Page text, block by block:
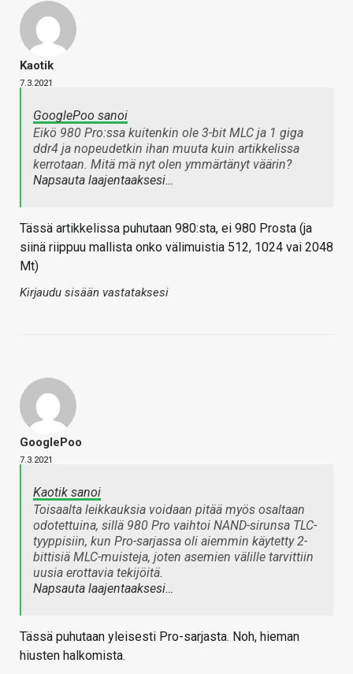
Kaotik
7.3.2021
GooglePoo sanoi
Eikö 980 Pro:ssa kuitenkin ole 3-bit MLC ja 1 giga
ddr4 ja nopeudetkin ihan muuta kuin artikkelissa
kerrotaan. Mitä mä nyt olen ymmärtänyt väärin?
Napsauta laajentaaksesi…
Tässä artikkelissa puhutaan 980:sta, ei 980 Prosta (ja
siinä riippuu mallista onko välimuistia 512, 1024 vai 2048
Mt)
Kirjaudu sisään vastataksesi
GooglePoo
7.3.2021
Kaotik sanoi
Toisaalta leikkauksia voidaan pitää myös osaltaan
odotettuina, sillä 980 Pro vaihtoi NAND-sirunsa TLC-
tyyppisiin, kun Pro-sarjassa oli aiemmin käytetty 2-
bittisiä MLC-muisteja, joten asemien välille tarvittiin
uusia erottavia tekijöitä.
Napsauta laajentaaksesi…
Tässä puhutaan yleisesti Pro-sarjasta. Noh, hieman
hiusten halkomista.